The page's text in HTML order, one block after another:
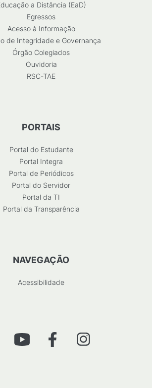
a Distância (EaD)
Egressos
Acesso à Informação
de Integridade e Governança
Órgão Colegiados
Ouvidoria
RSC-TAE
PORTAIS
Portal do Estudante
Portal Integra
Portal de Periódicos
Portal do Servidor
Portal da TI
Portal da Transparência
NAVEGAÇÃO
Acessibilidade